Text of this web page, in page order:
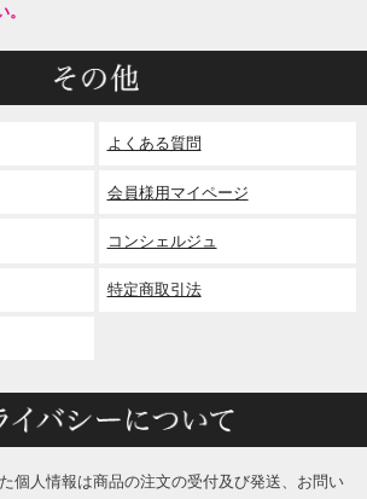
よくある質問
会員様用マイページ
コンシェルジュ
特定商取引法
個人情報は商品の注文の受付及び発送、お問い